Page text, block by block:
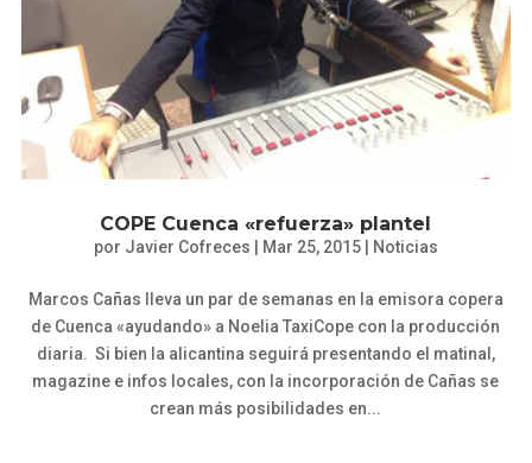
COPE Cuenca «refuerza» plantel
por Javier Cofreces Mar 25, 2015| Noticias
Marcos Cañas lleva un par de semanas en la emisora copera
de Cuenca «ayudando» a Noelia TaxiCope con la producción
diaria. Si bien la alicantina seguirá presentando el matinal,
magazine e infos locales, con la incorporación de Cañas se
crean más posibilidades en...